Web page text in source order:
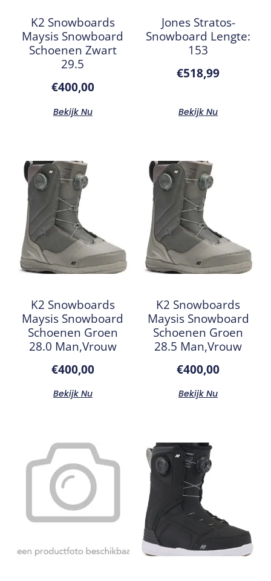
K2 Snowboards
Maysis Snowboard
Schoenen Zwart
29.5
€400,00
Bekijk Nu
Jones Stratos-
Snowboard Lengte:
153
€518,99
Bekijk Nu
K2 Snowboards
Maysis Snowboard
Schoenen Groen
28.0 Man,Vrouw
€400,00
Bekijk Nu
K2 Snowboards
Maysis Snowboard
Schoenen Groen
28.5 Man,Vrouw
€400,00
Bekijk Nu